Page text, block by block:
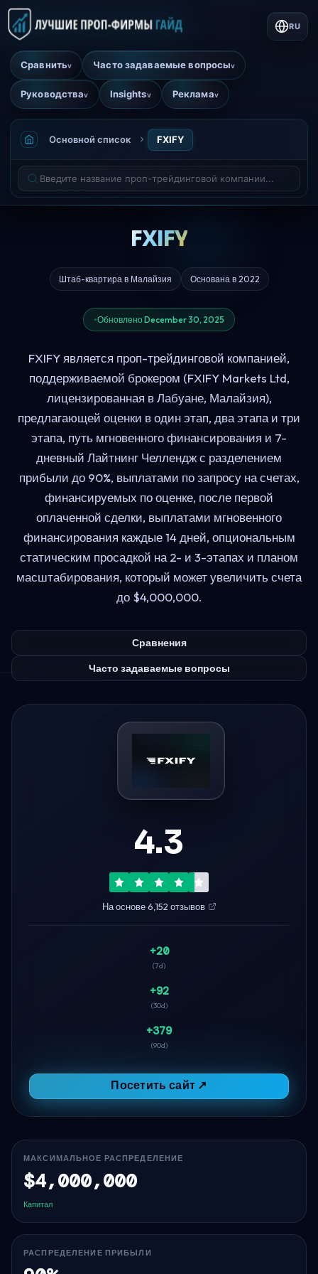
Сравнитьv Часто задаваемые вопросыv
Руководстваv Insightsv Рекламаv
RU
Основной список FXIFY
FXIFY
Штаб-квартира в Малайзия Основана в 2022
Обновлено December 30, 2025
FXIFY является проп-трейдинговой компанией,
поддерживаемой брокером (FXIFY Markets Ltd,
лицензированная в Лабуане, Малайзия),
предлагающей оценки в один этап, два этапа и три
этапа, путь мгновенного финансирования и 7-
дневный Лайтнинг Челлендж с разделением
прибыли до 90%, выплатами по запросу на счетах,
финансируемых по оценке, после первой
оплаченной сделки, выплатами мгновенного
финансирования каждые 14 дней, опциональным
статическим просадкой на 2- и 3-этапах и планом
масштабирования, который может увеличить счета
до $4,000,000.
Сравнения
Часто задаваемые вопросы
4.3
На основе 6,152 отзывов
+20
(7d)
+92
(30d)
+379
(90d)
Посетить сайт ↗
МАКСИМАЛЬНОЕ РАСПРЕДЕЛЕНИЕ
$4,000,000
Капитал
РАСПРЕДЕЛЕНИЕ ПРИБЫЛИ